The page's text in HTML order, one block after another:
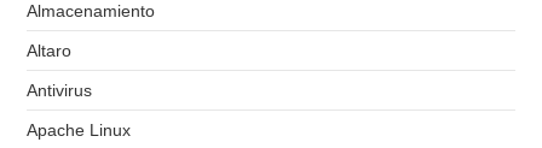
Almacenamiento
Altaro
Antivirus
Apache Linux